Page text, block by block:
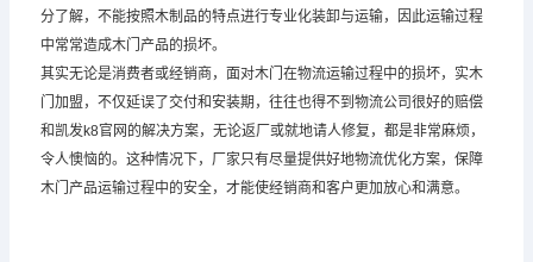
分了解，不能按照木制品的特点进行专业化装卸与运输，因此运输过程
中常常造成木门产品的损坏。
其实无论是消费者或经销商，面对木门在物流运输过程中的损坏，实木
门加盟，不仅延误了交付和安装期，往往也得不到物流公司很好的赔偿
和凯发k8官网的解决方案，无论返厂或就地请人修复，都是非常麻烦，
令人懊恼的。这种情况下，厂家只有尽量提供好地物流优化方案，保障
木门产品运输过程中的安全，才能使经销商和客户更加放心和满意。